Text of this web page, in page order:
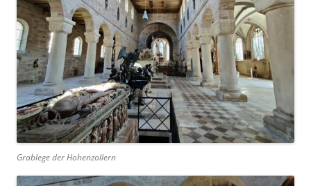
Grablege der Hohenzollern